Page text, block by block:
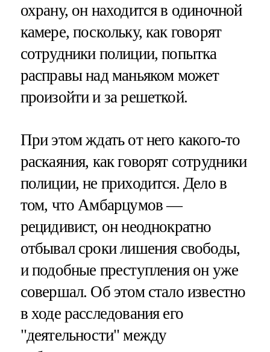
охрану, он находится в одиночной
камере, поскольку, как говорят
сотрудники полиции, попытка
расправы над маньяком может
произойти и за решеткой.
При этом ждать от него какого-то
раскаяния, как говорят сотрудники
полиции, не приходится. Дело в
том, что Амбарцумов —
рецидивист, он неоднократно
отбывал сроки лишения свободы,
и подобные преступления он уже
совершал. Об этом стало известно
в ходе расследования его
"деятельности" между